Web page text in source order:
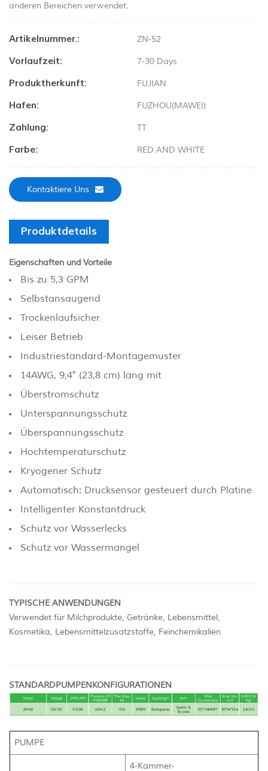
anderen Bereichen verwendet.
Artikelnummer.: ZN-52
Vorlaufzeit: 7-30 Days
Produktherkunft: FUJIAN
Hafen: FUZHOU(MAWEI)
Zahlung: TT
Farbe: RED AND WHITE
Kontaktiere Uns
Produktdetails
Eigenschaften und Vorteile
Bis zu 5,3 GPM
Selbstansaugend
Trockenlaufsicher
Leiser Betrieb
Industriestandard-Montagemuster
14AWG, 9,4" (23,8 cm) lang mit
Überstromschutz
Unterspannungsschutz
Überspannungsschutz
Hochtemperaturschutz
Kryogener Schutz
Automatisch: Drucksensor gesteuert durch Platine
Intelligenter Konstantdruck
Schutz vor Wasserlecks
Schutz vor Wassermangel
TYPISCHE ANWENDUNGEN
Verwendet für Milchprodukte, Getränke, Lebensmittel,
Kosmetika, Lebensmittelzusatzstoffe, Feinchemikalien
STANDARDPUMPENKONFIGURATIONEN
PUMPE
4-Kammer-